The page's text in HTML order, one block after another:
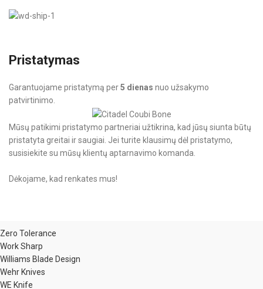
Pristatymas
Garantuojame pristatymą per5 dienas nuo užsakymo
patvirtinimo.
Mūsų patikimi pristatymo partneriai užtikrina, kad jūsų siunta būtų
pristatyta greitai ir saugiai. Jei turite klausimų dėl pristatymo,
susisiekite su mūsų klientų aptarnavimo komanda.
Dėkojame, kad renkates mus!
Zero Tolerance
Work Sharp
Williams Blade Design
Wehr Knives
WE Knife